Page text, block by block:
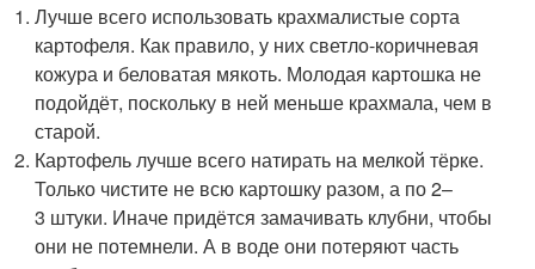
Лучше всего использовать крахмалистые сорта
картофеля. Как правило, у них светло-коричневая
кожура и беловатая мякоть. Молодая картошка не
подойдёт, поскольку в ней меньше крахмала, чем в
старой.
Картофель лучше всего натирать на мелкой тёрке.
Только чистите не всю картошку разом, а по 2–
3 штуки. Иначе придётся замачивать клубни, чтобы
они не потемнели. А в воде они потеряют часть